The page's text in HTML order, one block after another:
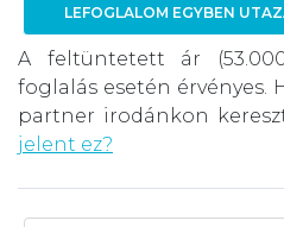
LEFOGLALOM EGYBEN
A feltüntetett ár
foglalás esetén érvényes.
partner irodánkon
jelent ez?